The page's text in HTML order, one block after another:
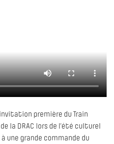
première du Train
la DRAC lors de l’été culturel
une grande commande du